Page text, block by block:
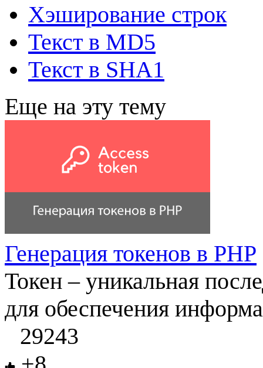
Хэширование строк
Текст в MD5
Текст в SHA1
Еще на эту тему
Генерация токенов в PHP
Токен – уникальная
для обеспечения
29243